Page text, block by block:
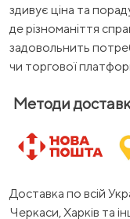
здивує ціна та
де різноманіття
задовольнить
чи торгової
Методи
Доставка по всій
Черкаси, Харків та